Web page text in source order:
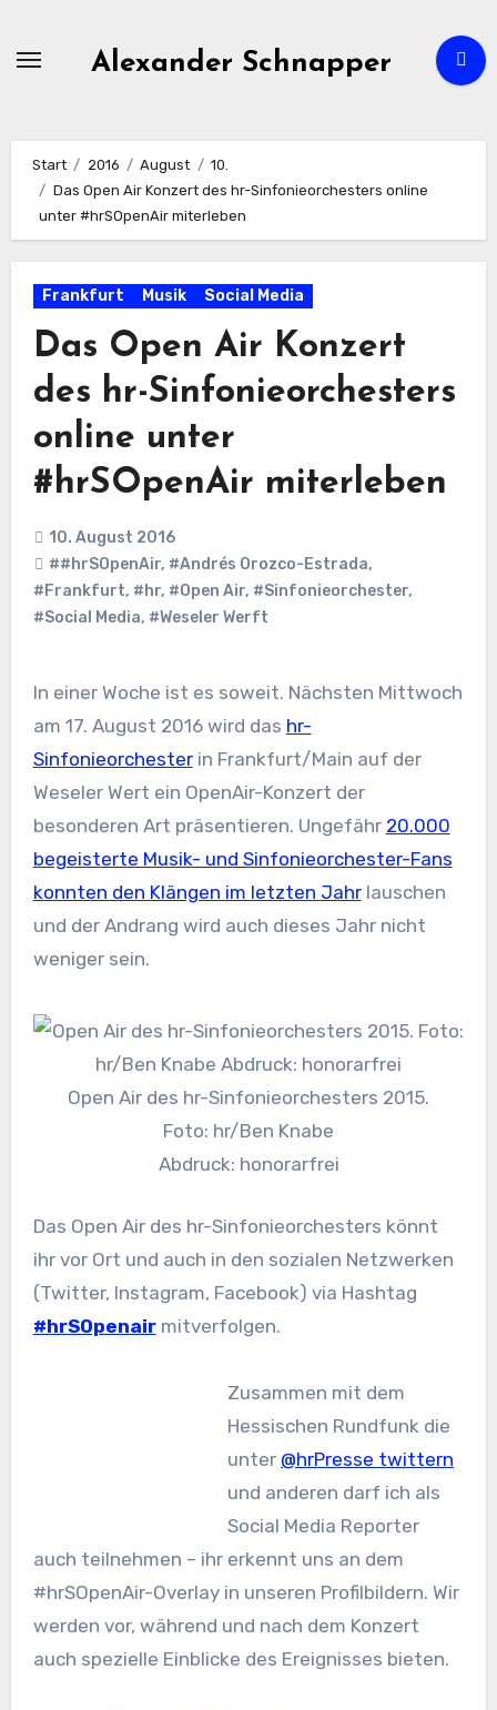
Alexander Schnapper
Start 2016 August
10.
Das Open Air Konzert des hr-Sinfonieorchesters online
unter #hrSOpenAir miterleben
Frankfurt Musik Social Media
Das Open Air Konzert
des hr-Sinfonieorchesters
online unter
#hrSOpenAir miterleben
10. August 2016
##hrSOpenAir, #Andrés Orozco-Estrada,
#Frankfurt, #hr, #Open Air, #Sinfonieorchester,
#Social Media, #Weseler Werft
In einer Woche ist es soweit. Nächsten Mittwoch
am 17. August 2016 wird das hr-
Sinfonieorchesterin Frankfurt/Main auf der
Weseler Wert ein OpenAir-Konzert der
besonderen Art präsentieren. Ungefähr 20.000
begeisterte Musik- und Sinfonieorchester-Fans
konnten den Klängen im letzten Jahrlauschen
und der Andrang wird auch dieses Jahr nicht
weniger sein.
Open Air des hr-Sinfonieorchesters 2015.
Foto: hr/Ben Knabe
Abdruck: honorarfrei
Das Open Air des hr-Sinfonieorchesters könnt
ihr vor Ort und auch in den sozialen Netzwerken
(Twitter, Instagram, Facebook) via Hashtag
#hrSOpenairmitverfolgen.
Zusammen mit dem
Hessischen Rundfunk die
unter @hrPresse twittern
und anderen darf ich als
Social Media Reporter
auch teilnehmen – ihr erkennt uns an dem
#hrSOpenAir-Overlay in unseren Profilbildern. Wir
werden vor, während und nach dem Konzert
auch spezielle Einblicke des Ereignisses bieten.